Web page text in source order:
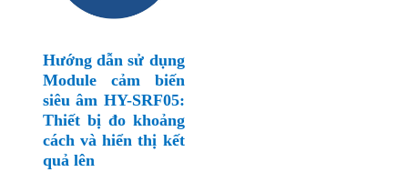
Hướng dẫn sử dụng
Module cảm biến
siêu âm HY-SRF05:
Thiết bị đo khoảng
cách và hiển thị kết
quả lên